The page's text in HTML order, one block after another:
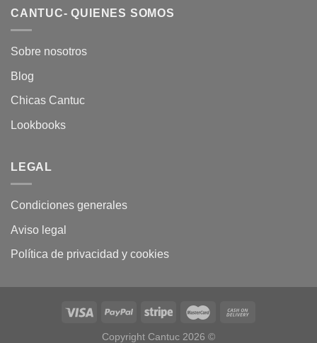
CANTUC- QUIENES SOMOS
Sobre nosotros
Blog
Chicas Cantuc
Lookbooks
LEGAL
Condiciones generales
Aviso legal
Política de privacidad y cookies
Copyright Cantuc 2026 ©